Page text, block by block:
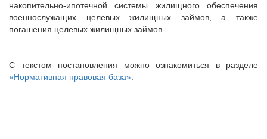
накопительно-ипотечной системы жилищного обеспечения
военнослужащих целевых жилищных займов, а также
погашения целевых жилищных займов.
С текстом постановления можно ознакомиться в разделе
«Нормативная правовая база»